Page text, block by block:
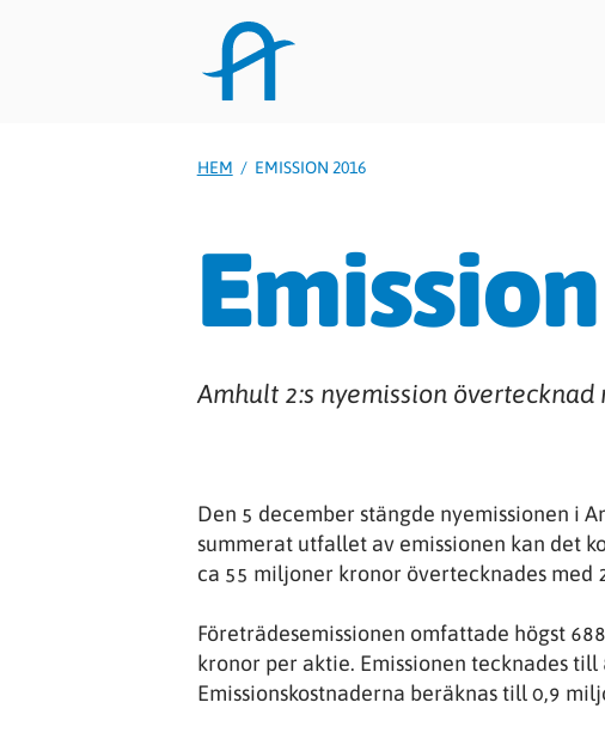
HEM / EMISSION 2016
Amhult 2:s nyemission övertecknad
Den 5 december stängde nyemissionen i
summerat utfallet av emissionen kan det
ca 55 miljoner kronor övertecknades med
Företrädesemissionen omfattade högst
kronor per aktie. Emissionen tecknades
Emissionskostnaderna beräknas till 0,9